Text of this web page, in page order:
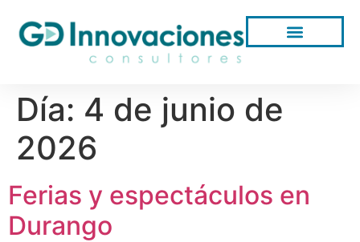
Día: 4 de junio de
2026
Ferias y espectáculos en
Durango